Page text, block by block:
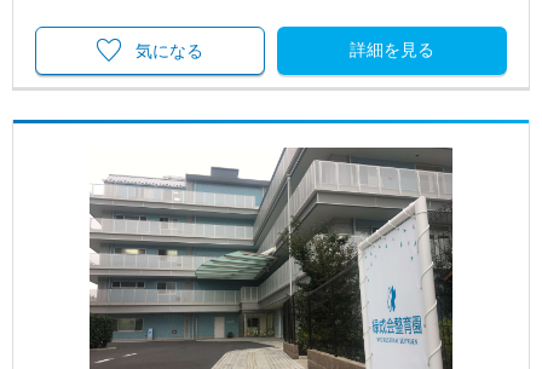
詳細を見る
気になる